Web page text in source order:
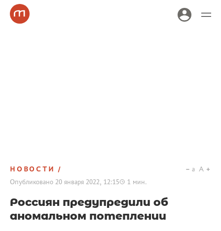
НОВОСТИ
Опубликовано 20 января 2022, 12:15 1 мин.
a A
Россиян предупредили об
аномальном потеплении